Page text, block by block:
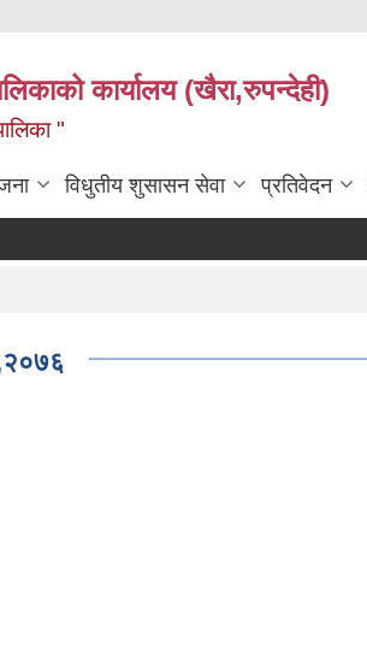
कार्यालय (खैरा,रुपन्देही)
"
विधुतीय शुसासन सेवा प्रतिवेदन